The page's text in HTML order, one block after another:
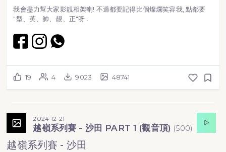
我會盡力幫大家影靚相架喇! 不過都要記得比個燦爛笑容我, 點都要
"型、英、帥、靚、正"呀 .
19 4 9023 48741
2024-12-21
越嶺系列賽 - 沙田 PART 1 (觀音頂) (500)
越嶺系列賽 - 沙田